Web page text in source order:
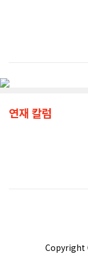
연재 칼럼
Copyright